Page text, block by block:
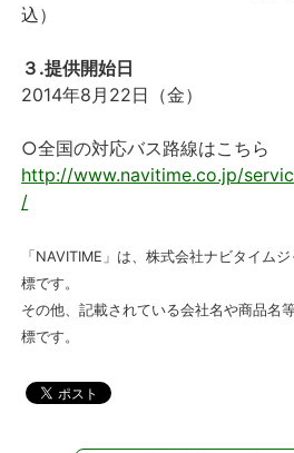
込）
３.提供開始日
2014年8月22日（金）
○全国の対応バス路線はこちら
http://www.navitime.co.jp/
/
「NAVITIME」は、株式会社ナビタイム
標です。
その他、記載されている会社名や商品名
標です。